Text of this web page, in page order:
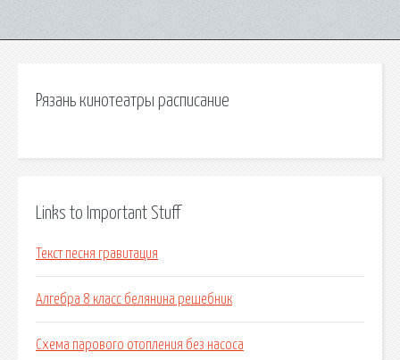
Рязань кинотеатры расписание
Links to Important Stuff
Текст песня гравитация
Алгебра 8 класс белянина решебник
Схема парового отопления без насоса